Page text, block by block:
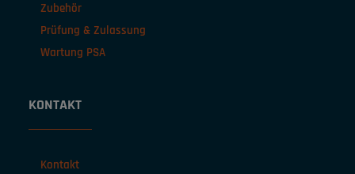
Zubehör
Prüfung & Zulassung
Wartung PSA
KONTAKT
Kontakt